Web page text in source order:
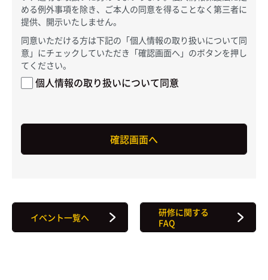
める例外事項を除き、ご本人の同意を得ることなく第三者に
提供、開示いたしません。
同意いただける方は下記の「個人情報の取り扱いについて同
意」にチェックしていただき「確認画面へ」のボタンを押し
てください。
個人情報の取り扱いについて同意
イベント一覧へ
研修に関する
FAQ